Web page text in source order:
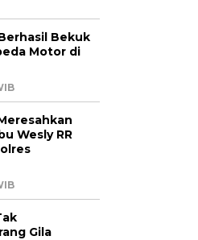
Bekuk
Motor di
Wesly RR
Gila